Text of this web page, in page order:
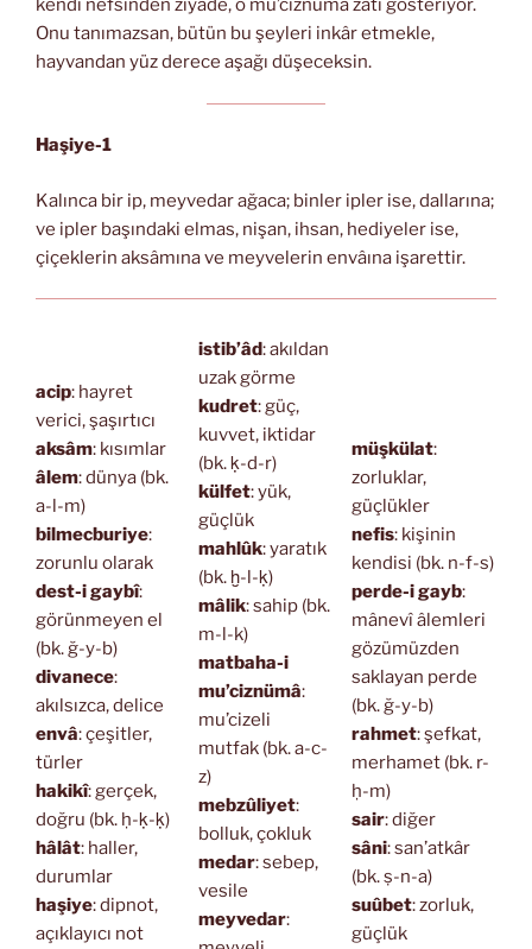
kendi nefsinden ziyade, o mu’ciznümâ zâtı gösteriyor.
Onu tanımazsan, bütün bu şeyleri inkâr etmekle,
hayvandan yüz derece aşağı düşeceksin.
Haşiye-1
Kalınca bir ip, meyvedar ağaca; binler ipler ise, dallarına;
ve ipler başındaki elmas, nişan, ihsan, hediyeler ise,
çiçeklerin aksâmına ve meyvelerin envâına işarettir.
acip: hayret
verici, şaşırtıcı
aksâm: kısımlar
âlem: dünya (bk.
a-l-m)
bilmecburiye:
zorunlu olarak
dest-i gaybî:
görünmeyen el
(bk. ğ-y-b)
divanece:
akılsızca, delice
envâ: çeşitler,
türler
hakikî: gerçek,
doğru (bk. ḥ-ḳ-ḳ)
hâlât: haller,
durumlar
haşiye: dipnot,
açıklayıcı not
istib’âd: akıldan
uzak görme
kudret: güç,
kuvvet, iktidar
(bk. ḳ-d-r)
külfet: yük,
güçlük
mahlûk: yaratık
(bk. ḫ-l-ḳ)
mâlik: sahip (bk.
m-l-k)
matbaha-i
mu’ciznümâ:
mu’cizeli
mutfak (bk. a-c-
z)
mebzûliyet:
bolluk, çokluk
medar: sebep,
vesile
meyvedar:
müşkülat:
zorluklar,
güçlükler
nefis: kişinin
kendisi (bk. n-f-s)
perde-i gayb:
mânevî âlemleri
gözümüzden
saklayan perde
(bk. ğ-y-b)
rahmet: şefkat,
merhamet (bk. r-
ḥ-m)
sair: diğer
sâni: san’atkâr
(bk. ṣ-n-a)
suûbet: zorluk,
güçlük